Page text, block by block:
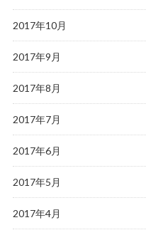
2017年10月
2017年9月
2017年8月
2017年7月
2017年6月
2017年5月
2017年4月